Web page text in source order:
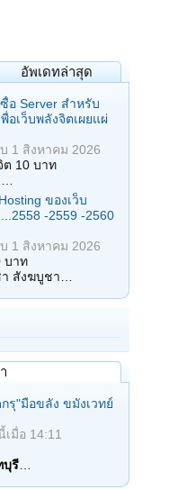
อัพเดทล่าสุด
อ Server สำหรับ
อเว็บพลังจิตเผยแผ่
1 สิงหาคม 2026
ต 10 บาท
ของเว็บ
-2559 -2560
1 สิงหาคม 2026
บาท
สังฆบูชา…
รุ"มือขลัง ขมังเวทย์
เมื่อ 14:11
บุรี